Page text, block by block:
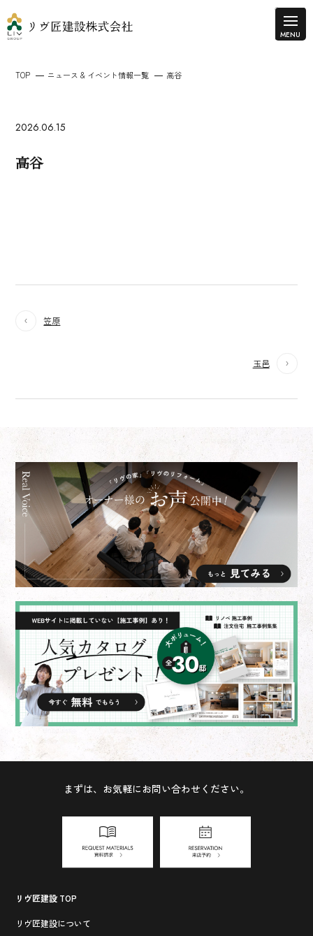
TOP ニュース & イベント情報一覧 高谷
2026.06.15
高谷
笠原
玉邑
まずは、お気軽にお問い合わせください。
リヴ匠建設 TOP
リヴ匠建設について